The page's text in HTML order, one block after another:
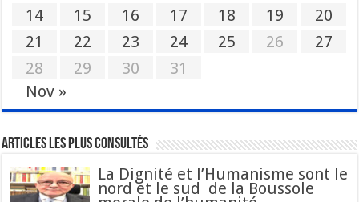
14
15 16 17 18 19
20
21
22 23 24 25 26
27
28
29 30
31
Nov »
Articles les plus consultés
La Dignité et l’Humanisme sont le
nord et le sud de la Boussole